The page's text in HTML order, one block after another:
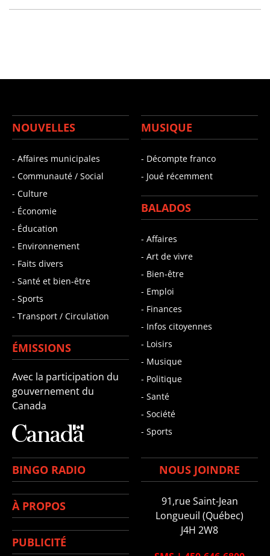
NOUVELLES
- Affaires municipales
- Communauté / Social
- Culture
- Économie
- Éducation
- Environnement
- Faits divers
- Santé et bien-être
- Sports
- Transport / Circulation
ÉMISSIONS
Avec la participation du
gouvernement du
Canada
MUSIQUE
- Décompte franco
- Joué récemment
BALADOS
- Affaires
- Art de vivre
- Bien-être
- Emploi
- Finances
- Infos citoyennes
- Loisirs
- Musique
- Politique
- Santé
- Société
- Sports
BINGO RADIO
À PROPOS
PUBLICITÉ
NOUS JOINDRE
91,rue Saint-Jean
Longueuil (Québec)
J4H 2W8